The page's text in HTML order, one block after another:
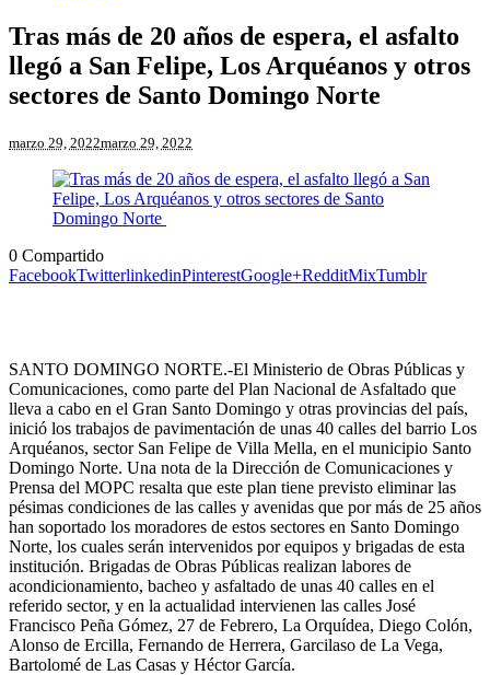
Tras más de 20 años de espera, el asfalto
llegó a San Felipe, Los Arquéanos y otros
sectores de Santo Domingo Norte
marzo 29, 2022marzo 29, 2022
0 Compartido
FacebookTwitterlinkedinPinterestGoogle+RedditMixTumblr
SANTO DOMINGO NORTE.-El Ministerio de Obras Públicas y
Comunicaciones, como parte del Plan Nacional de Asfaltado que
lleva a cabo en el Gran Santo Domingo y otras provincias del país,
inició los trabajos de pavimentación de unas 40 calles del barrio Los
Arquéanos, sector San Felipe de Villa Mella, en el municipio Santo
Domingo Norte. Una nota de la Dirección de Comunicaciones y
Prensa del MOPC resalta que este plan tiene previsto eliminar las
pésimas condiciones de las calles y avenidas que por más de 25 años
han soportado los moradores de estos sectores en Santo Domingo
Norte, los cuales serán intervenidos por equipos y brigadas de esta
institución. Brigadas de Obras Públicas realizan labores de
acondicionamiento, bacheo y asfaltado de unas 40 calles en el
referido sector, y en la actualidad intervienen las calles José
Francisco Peña Gómez, 27 de Febrero, La Orquídea, Diego Colón,
Alonso de Ercilla, Fernando de Herrera, Garcilaso de La Vega,
Bartolomé de Las Casas y Héctor García.